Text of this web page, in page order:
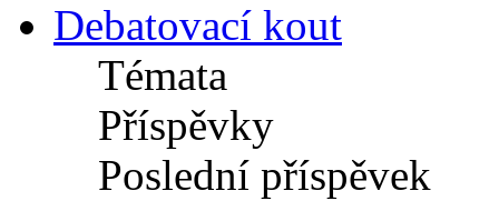
Debatovací kout
Témata
Příspěvky
Poslední příspěvek